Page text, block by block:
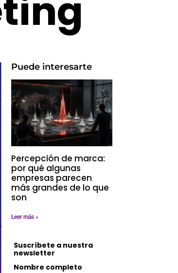
Puede interesarte
Percepción de marca:
por qué algunas
empresas parecen
más grandes de lo que
son
Leer más »
Suscríbete a nuestra
newsletter
Nombre completo